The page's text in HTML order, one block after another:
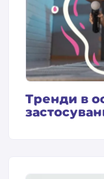
Тренди в